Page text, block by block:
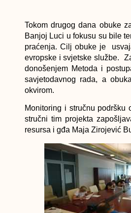
Tokom drugog dana obuke
Banjoj Luci u fokusu su bile
praćenja. Cilj obuke je
evropske i svjetske službe.
donošenjem Metoda i
savjetodavnog rada, a
okvirom.
Monitoring i stručnu podršku
stručni tim projekta
resursa i gđa Maja Zirojević